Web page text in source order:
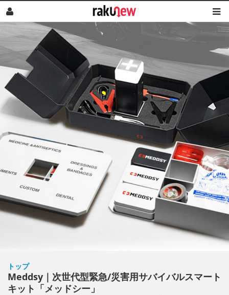
トップ
Meddsy｜次世代型緊急/災害用サバイバルスマート
キット「メッドシー」